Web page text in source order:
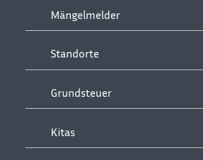
Mängelmelder
Standorte
Grundsteuer
Kitas